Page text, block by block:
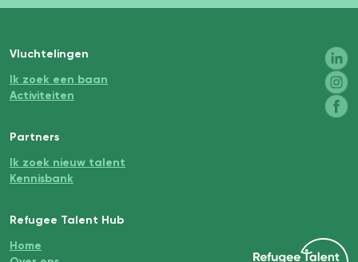
Vluchtelingen
Ik zoek een baan
Activiteiten
Partners
Ik zoek nieuw talent
Kennisbank
Refugee Talent Hub
Home